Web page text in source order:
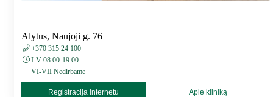
Alytus, Naujoji g. 76
+370 315 24 100
I-V 08:00-19:00
VI-VII Nedirbame
Registracija internetu Apie kliniką